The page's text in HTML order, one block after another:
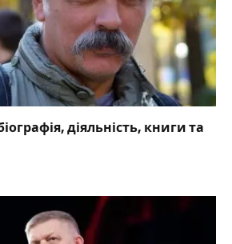
діяльність, книги та